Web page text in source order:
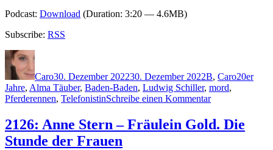
Podcast: Download (Duration: 3:20 — 4.6MB)
Subscribe: RSS
Autor
Caro30. Dezember 202230. Dezember 2022B, Caro20er
Jahre, Alma Täuber, Baden-Baden, Ludwig Schiller, mord,
Pferderennen, TelefonistinSchreibe einen Kommentarzu
Charlotte
Blum
2126: Anne Stern – Fräulein Gold. Die
Stunde der Frauen